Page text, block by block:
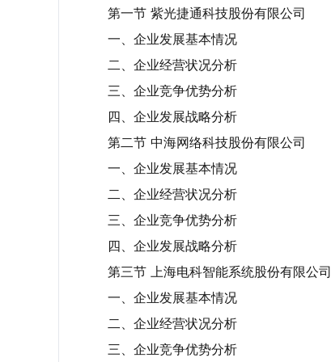
第一节 紫光捷通科技股份有限公司
一、企业发展基本情况
二、企业经营状况分析
三、企业竞争优势分析
四、企业发展战略分析
第二节 中海网络科技股份有限公司
一、企业发展基本情况
二、企业经营状况分析
三、企业竞争优势分析
四、企业发展战略分析
第三节 上海电科智能系统股份有限公司
一、企业发展基本情况
二、企业经营状况分析
三、企业竞争优势分析